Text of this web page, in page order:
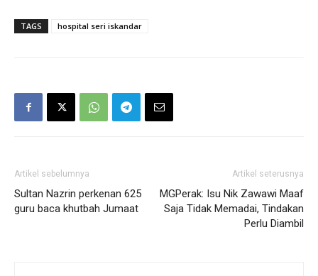
TAGS hospital seri iskandar
Artikel sebelumnya
Sultan Nazrin perkenan 625
guru baca khutbah Jumaat
Artikel seterusnya
MGPerak: Isu Nik Zawawi Maaf
Saja Tidak Memadai, Tindakan
Perlu Diambil